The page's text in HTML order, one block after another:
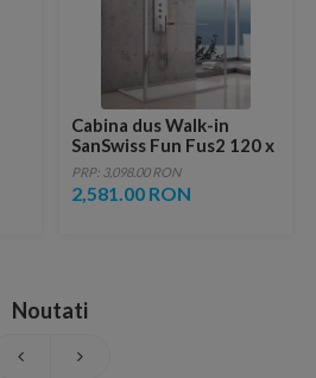
Cabina dus Walk-in
SanSwiss Fun Fus2 120 x
H200 cm sticla
securizata
PRP: 3,098.00 RON
2,581.00 RON
Noutati